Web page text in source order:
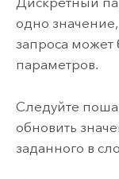
одно
запроса может
параметров.
Следуйте
обновить
заданного в